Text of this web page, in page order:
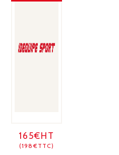
165€HT
(198€TTC)